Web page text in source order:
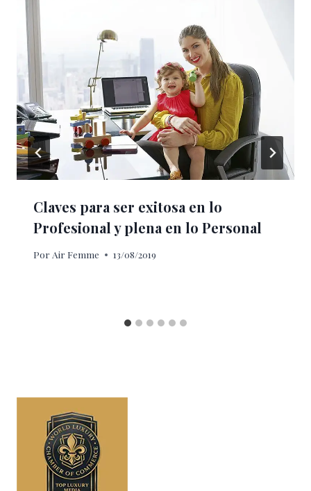
Claves para ser exitosa en lo
Profesional y plena en lo Personal
Por Air Femme 13/08/2019